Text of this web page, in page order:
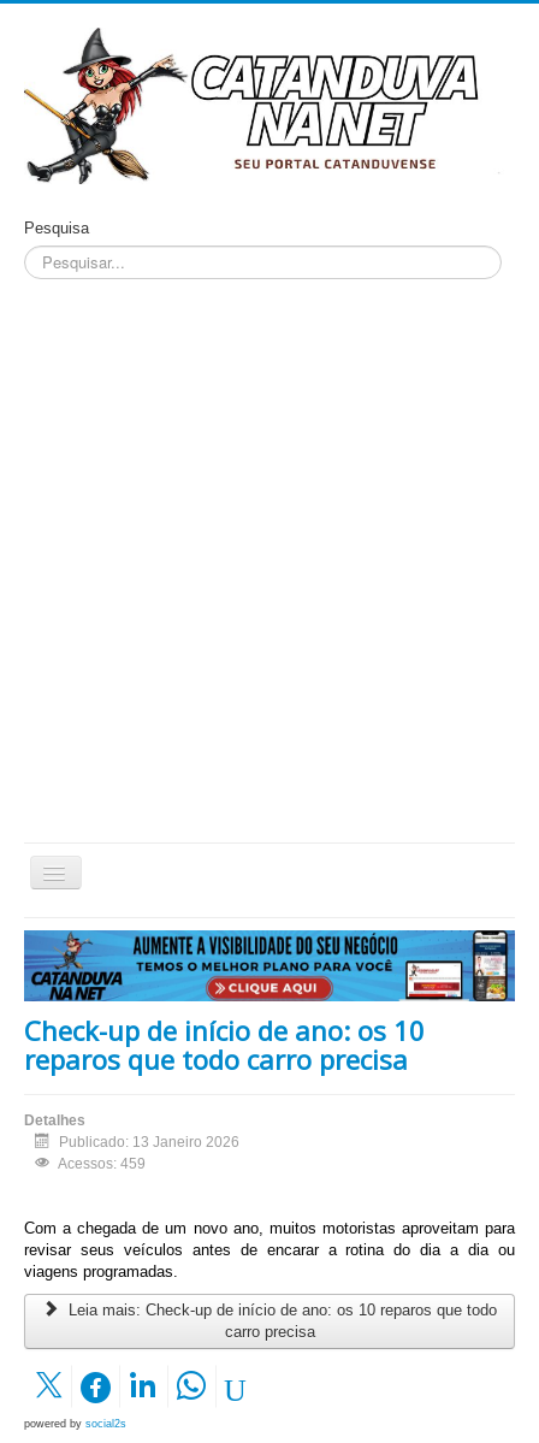
Pesquisa
Alternar
Home Cidade Cultura Economia Educação
Esportes Eventos Filmes em Cartaz Região
Política Saúde Tecnologia Cinema / Série / TV
Nacional / Mundo Vida / Estilo Artigo / Coluna
Check-up de início de ano: os 10
reparos que todo carro precisa
Detalhes
Publicado: 13 Janeiro 2026
Acessos: 459
Com a chegada de um novo ano, muitos motoristas aproveitam para
revisar seus veículos antes de encarar a rotina do dia a dia ou
viagens programadas.
Leia mais: Check-up de início de ano: os 10 reparos que todo
carro precisa
powered by social2s